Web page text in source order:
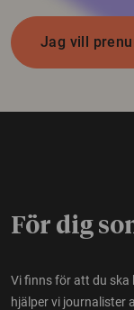
Jag vill
För dig
Vi finns för att du ska
hjälper vi journalister